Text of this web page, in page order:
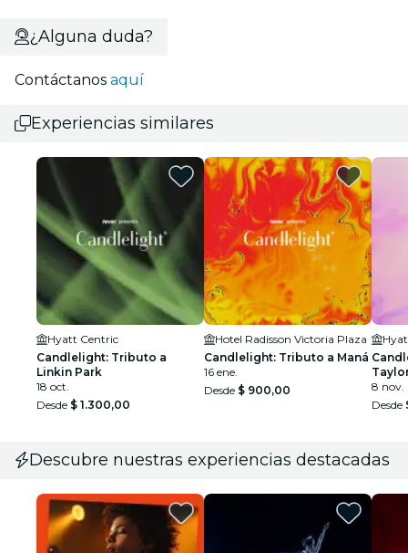
¿Alguna duda?
Contáctanos aquí
Experiencias similares
Hyatt Centric
Candlelight: Tributo a
Linkin Park
18 oct.
Desde $ 1.300,00
Hotel Radisson Victoria Plaza
Candlelight: Tributo a Maná
16 ene.
Desde $ 900,00
8 nov.
Desde
Descubre nuestras experiencias destacadas